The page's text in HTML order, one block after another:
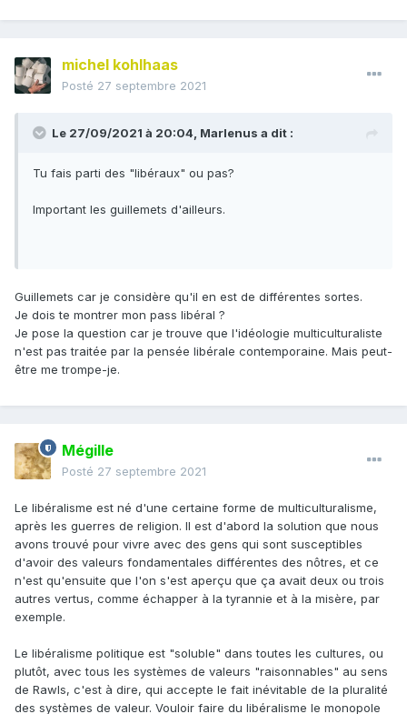
michel kohlhaas
Posté 27 septembre 2021
Le 27/09/2021 à 20:04, Marlenus a dit :
Tu fais parti des "libéraux" ou pas?
Important les guillemets d'ailleurs.
Guillemets car je considère qu'il en est de différentes sortes.
Je dois te montrer mon pass libéral ?
Je pose la question car je trouve que l'idéologie multiculturaliste
n'est pas traitée par la pensée libérale contemporaine. Mais peut-
être me trompe-je.
Mégille
Posté 27 septembre 2021
Le libéralisme est né d'une certaine forme de multiculturalisme,
après les guerres de religion. Il est d'abord la solution que nous
avons trouvé pour vivre avec des gens qui sont susceptibles
d'avoir des valeurs fondamentales différentes des nôtres, et ce
n'est qu'ensuite que l'on s'est aperçu que ça avait deux ou trois
autres vertus, comme échapper à la tyrannie et à la misère, par
exemple.
Le libéralisme politique est "soluble" dans toutes les cultures, ou
plutôt, avec tous les systèmes de valeurs "raisonnables" au sens
de Rawls, c'est à dire, qui accepte le fait inévitable de la pluralité
des systèmes de valeur. Vouloir faire du libéralisme le monopole